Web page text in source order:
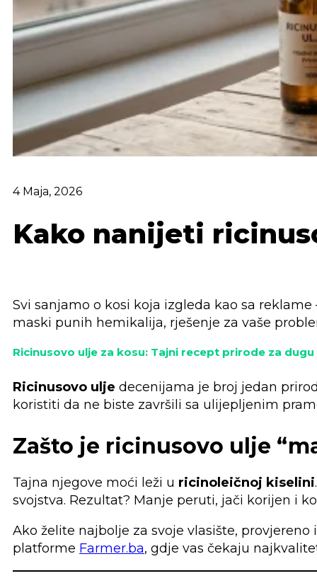
4 Maja, 2026
Kako nanijeti
Svi sanjamo o kosi koja izgleda kao sa
maski punih hemikalija, rješenje za vaše
Ricinusovo ulje za kosu: Tajni recept prirode za
Ricinusovo ulje decenijama je broj jedan
koristiti da ne biste završili sa ulijepljenim
Zašto je ricinusovo ulje
Tajna njegove moći leži u ricinoleičnoj kiselini
svojstva. Rezultat? Manje peruti, jači korijen i
Ako želite najbolje za svoje vlasište,
platforme Farmer.ba, gdje vas čekaju